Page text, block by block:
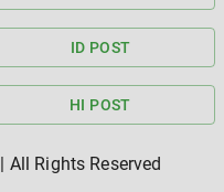
ID POST
HI POST
| All Rights Reserved